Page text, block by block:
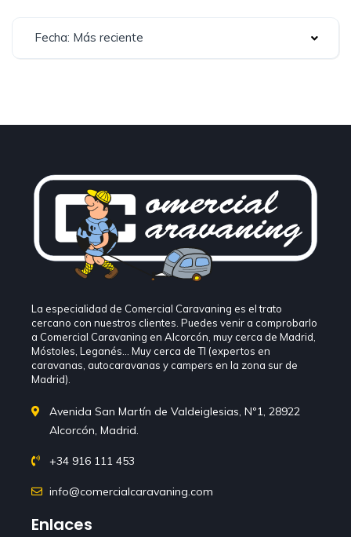
Fecha: Más reciente
La especialidad de Comercial Caravaning es el trato
cercano con nuestros clientes. Puedes venir a comprobarlo
a Comercial Caravaning en Alcorcón, muy cerca de Madrid,
Móstoles, Leganés… Muy cerca de TI (expertos en
caravanas, autocaravanas y campers en la zona sur de
Madrid).
Avenida San Martín de Valdeiglesias, Nº1, 28922
Alcorcón, Madrid.
+34 916 111 453
info@comercialcaravaning.com
Enlaces